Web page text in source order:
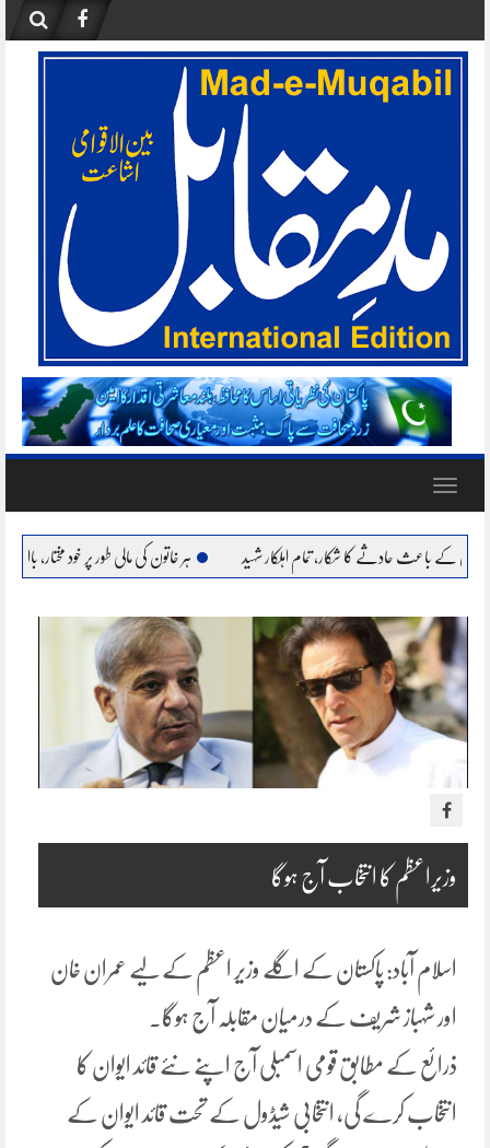
content
Toggle
کا شکار، تمام اہلکار شہید ہر خاتون کی مالی طور پر خود مختار، بااحتیار بنانا ہمارا عزم : مریم
وزیراعظم کا انتخاب آج ہوگا
اسلام آباد: پاکستان کے اگلے وزیر اعظم کے لیے عمران خان
اور شہباز شریف کے درمیان مقابلہ آج ہوگا۔
ذرائع کے مطابق قومی اسمبلی آج اپنے نئے قائد ایوان کا
انتخاب کرے گی، انتخابی شیڈول کے تحت قائد ایوان کے